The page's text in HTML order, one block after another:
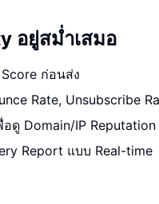
อยู่สม่ำเสมอ
ก่อนส่ง
Rate, Unsubscribe
ดู Domain/IP Reputation
Report แบบ Real-time